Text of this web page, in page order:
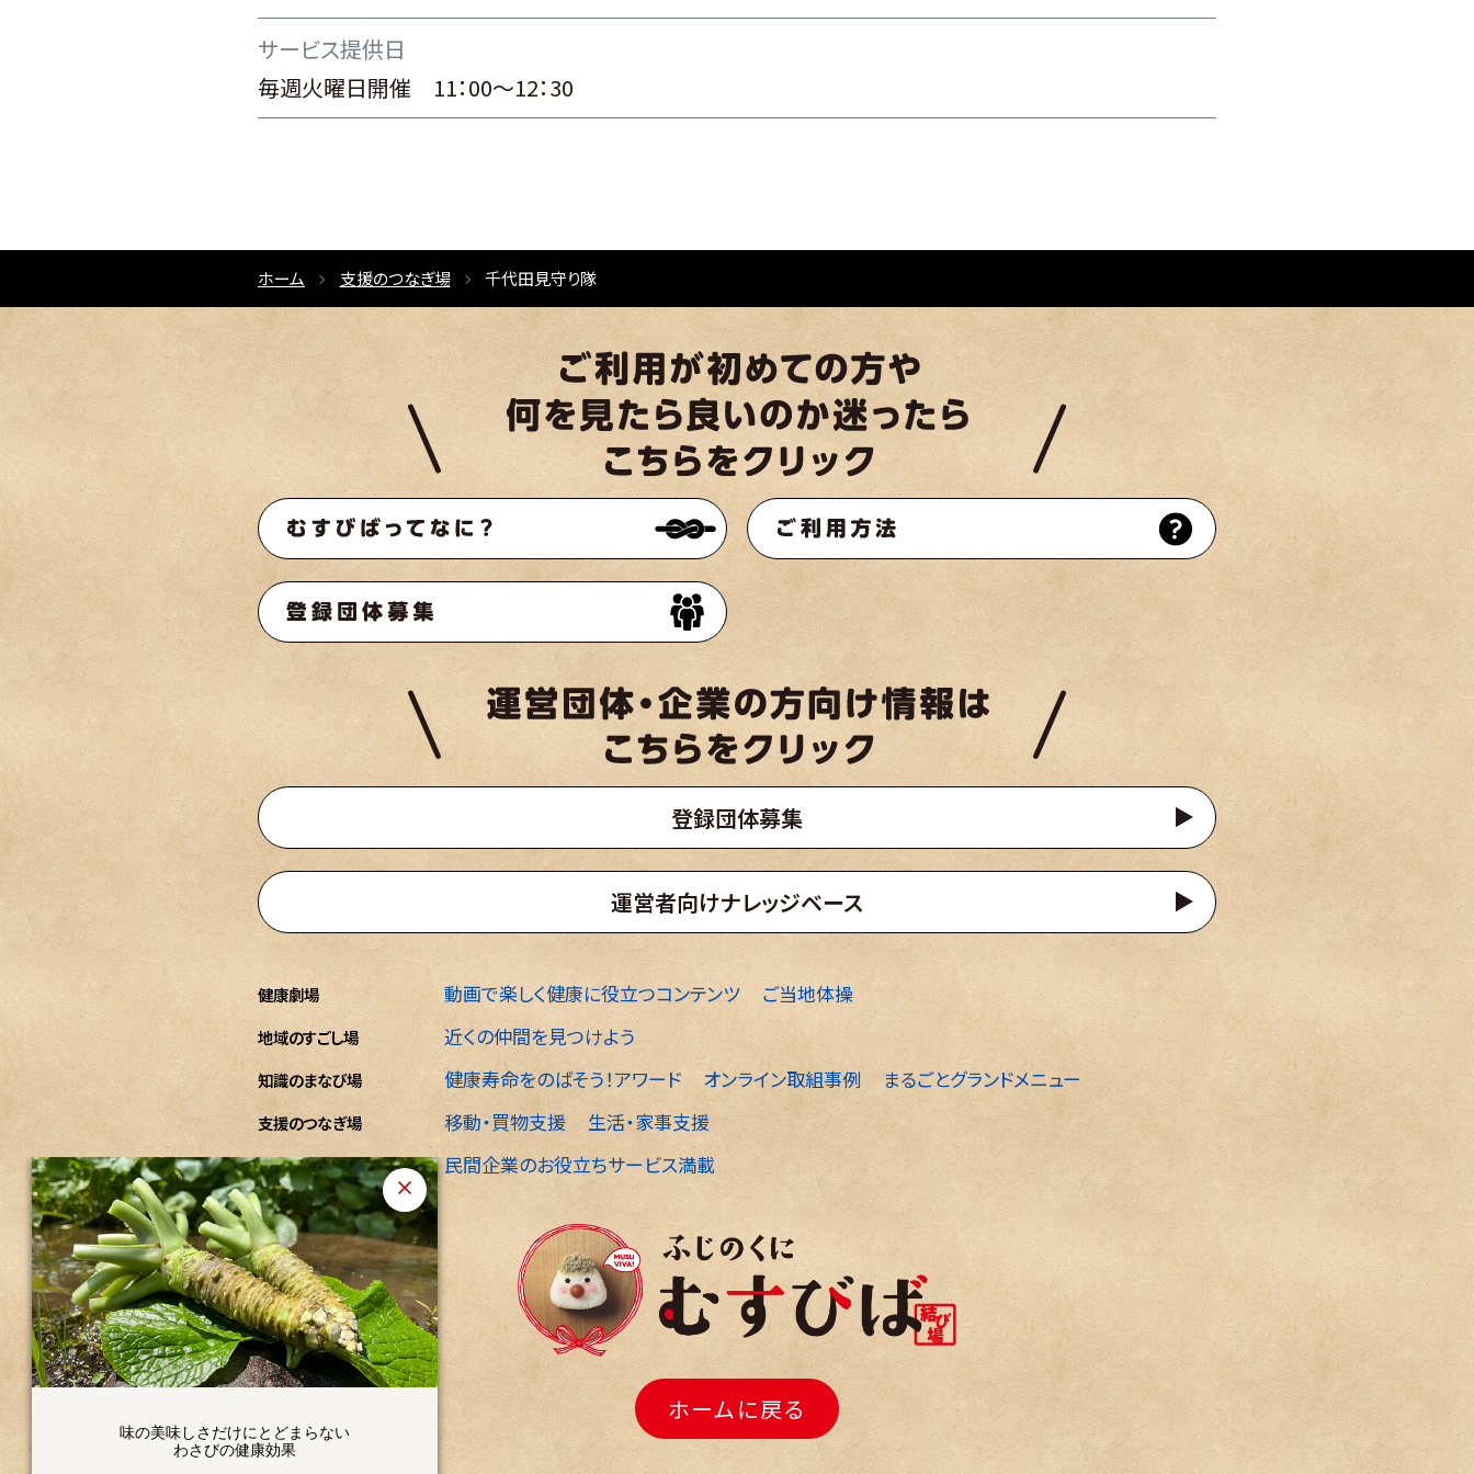
サービス提供日
毎週火曜日開催 11：00～12：30
ホーム 支援のつなぎ場 千代田見守り隊
登録団体募集
運営者向けナレッジベース
健康劇場 動画で楽しく健康に役立つコンテンツ ご当地体操
地域のすごし場 近くの仲間を見つけよう
知識のまなび場 健康寿命をのばそう！アワード オンライン取組事例 まるごとグランドメニュー
支援のつなぎ場 移動・買物支援 生活・家事支援
企業のひろ場 民間企業のお役立ちサービス満載
ホームに戻る